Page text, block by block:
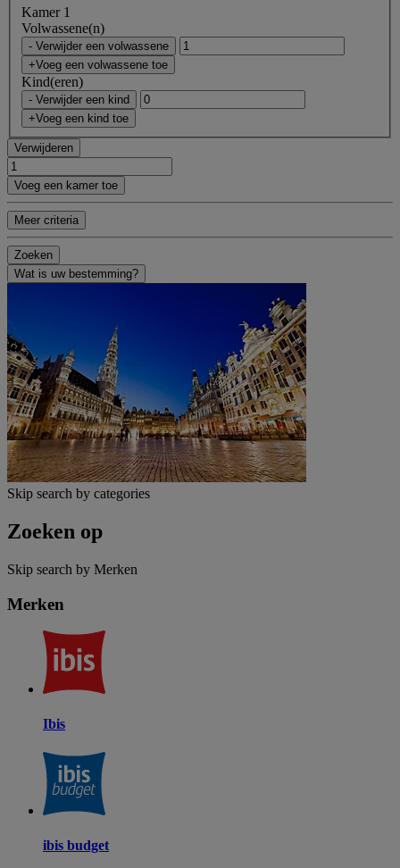
Kamer 1
Volwassene(n)
- Verwijder een volwassene
+Voeg een volwassene toe
Kind(eren)
- Verwijder een kind
+Voeg een kind toe
Verwijderen
Voeg een kamer toe
Meer criteria
Zoeken
Wat is uw bestemming?
Skip search by categories
Zoeken op
Skip search by Merken
Merken
Ibis
ibis budget